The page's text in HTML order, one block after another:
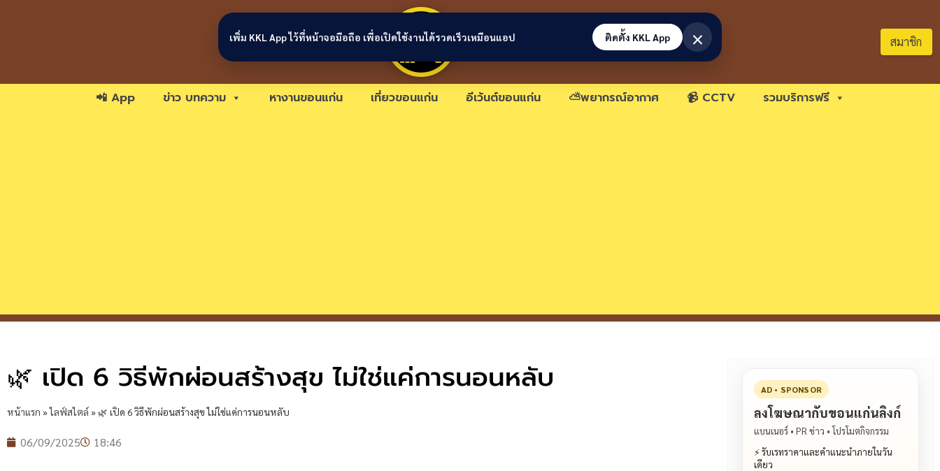
ขอนแก่นลิงก์ สมาชิก
📲 App ข่าว บทความ หางานขอนแก่น เที่ยวขอนแก่น อีเว้นต์ขอนแก่น ⛅พยากรณ์อากาศ 📹 CCTV รวมบริการฟรี
🌿 เปิด 6 วิธีพักผ่อนสร้างสุข ไม่ใช่แค่การนอนหลับ
หน้าแรก »ไลฟ์สไตล์»🌿 เปิด 6 วิธีพักผ่อนสร้างสุข ไม่ใช่แค่การนอนหลับ
06/09/2025 18:46
AD • SPONSOR
ลงโฆษณากับขอนแก่นลิงก์
แบนเนอร์ • PR ข่าว • โปรโมตกิจกรรม
⚡ รับเรทราคาและคำแนะนำภายในวัน
เดียว
เพิ่ม KKL App ไว้ที่หน้าจอมือถือ เพื่อเปิดใช้งานได้รวดเร็วเหมือนแอป ติดตั้ง KKL App ×